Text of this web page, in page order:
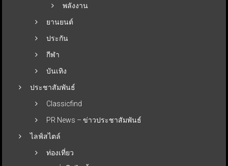
พลังงาน
ยานยนต์
ประกัน
กีฬา
บันเทิง
ประชาสัมพันธ์
Classicfind
PR News – ข่าวประชาสัมพันธ์
ไลฟ์สไตล์
ท่องเที่ยว